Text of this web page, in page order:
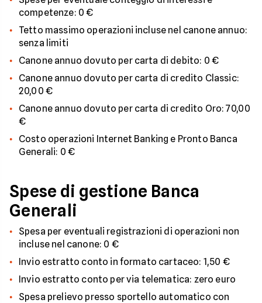
competenze: 0 €
Tetto massimo operazioni incluse nel canone annuo:
senza limiti
Canone annuo dovuto per carta di debito: 0 €
Canone annuo dovuto per carta di credito Classic:
20,00 €
Canone annuo dovuto per carta di credito Oro: 70,00
€
Costo operazioni Internet Banking e Pronto Banca
Generali: 0 €
Spese di gestione Banca
Generali
Spesa per eventuali registrazioni di operazioni non
incluse nel canone: 0 €
Invio estratto conto in formato cartaceo: 1,50 €
Invio estratto conto per via telematica: zero euro
Spesa prelievo presso sportello automatico con